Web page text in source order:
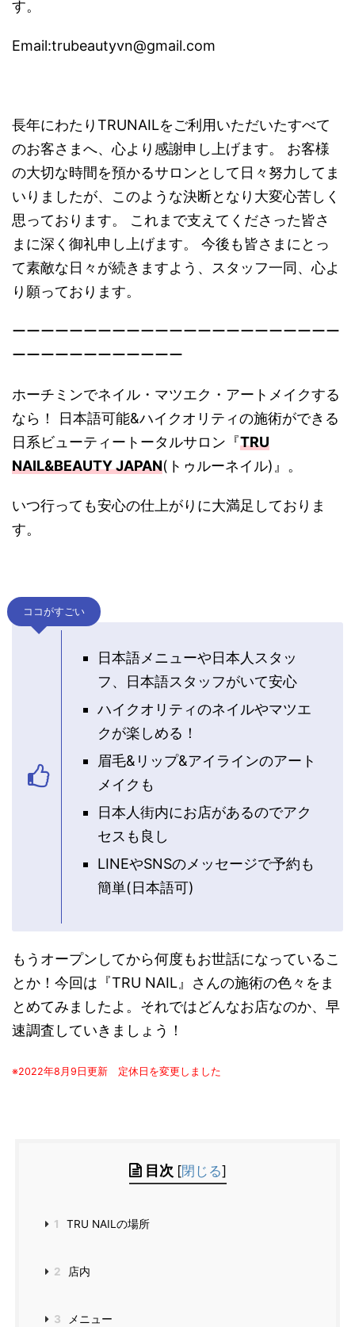
す。
Email:trubeautyvn@gmail.com
長年にわたりTRUNAILをご利用いただいたすべて
のお客さまへ、心より感謝申し上げます。 お客様
の大切な時間を預かるサロンとして日々努力してま
いりましたが、このような決断となり大変心苦しく
思っております。 これまで支えてくださった皆さ
まに深く御礼申し上げます。 今後も皆さまにとっ
て素敵な日々が続きますよう、スタッフ一同、心よ
り願っております。
ーーーーーーーーーーーーーーーーーーーーーーー
ーーーーーーーーーーーー
ホーチミンでネイル・マツエク・アートメイクする
なら！ 日本語可能&ハイクオリティの施術ができる
日系ビューティートータルサロン『TRU
NAIL&BEAUTY JAPAN(トゥルーネイル)』。
いつ行っても安心の仕上がりに大満足しておりま
す。
ココがすごい
日本語メニューや日本人スタッ
フ、日本語スタッフがいて安心
ハイクオリティのネイルやマツエ
クが楽しめる！
眉毛&リップ&アイラインのアート
メイクも
日本人街内にお店があるのでアク
セスも良し
LINEやSNSのメッセージで予約も
簡単(日本語可)
もうオープンしてから何度もお世話になっているこ
とか！今回は『TRU NAIL』さんの施術の色々をま
とめてみましたよ。それではどんなお店なのか、早
速調査していきましょう！
※2022年8月9日更新 定休日を変更しました
目次 [閉じる]
1 TRU NAILの場所
2 店内
3 メニュー